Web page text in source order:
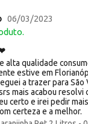
06/03/2023
alta qualidade
estive em
a trazer para São
mais acabou resolvi
certo e irei pedir
certeza e a melhor.